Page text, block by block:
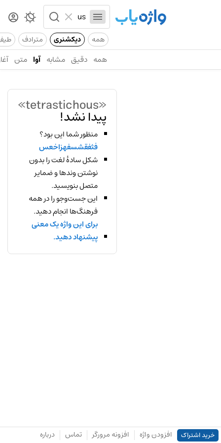
همه دیکشنری مترادف
همه دقیق مشابه آوا متن
«tetrastichous»
پیدا نشد!
منظور شما این بود؟
فثفقشسفهزاخعس
شکل سادهٔ لغت را بدون
نوشتن وندها و ضمایر
متصل بنویسید.
این جست‌وجو را در همه
فرهنگ‌ها انجام دهید.
برای این واژه یک معنی
پیشنهاد دهید.
خرید اشتراک افزودن واژه افزونه مرورگر تماس درباره